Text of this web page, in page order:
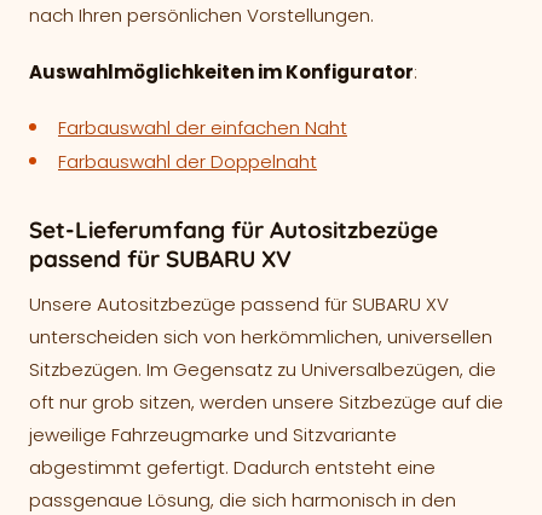
nach Ihren persönlichen Vorstellungen.
Auswahlmöglichkeiten im Konfigurator:
Farbauswahl der einfachen Naht
Farbauswahl der Doppelnaht
Set-Lieferumfang für Autositzbezüge
passend für SUBARU XV
Unsere Autositzbezüge passend für SUBARU XV
unterscheiden sich von herkömmlichen, universellen
Sitzbezügen. Im Gegensatz zu Universalbezügen, die
oft nur grob sitzen, werden unsere Sitzbezüge auf die
jeweilige Fahrzeugmarke und Sitzvariante
abgestimmt gefertigt. Dadurch entsteht eine
passgenaue Lösung, die sich harmonisch in den